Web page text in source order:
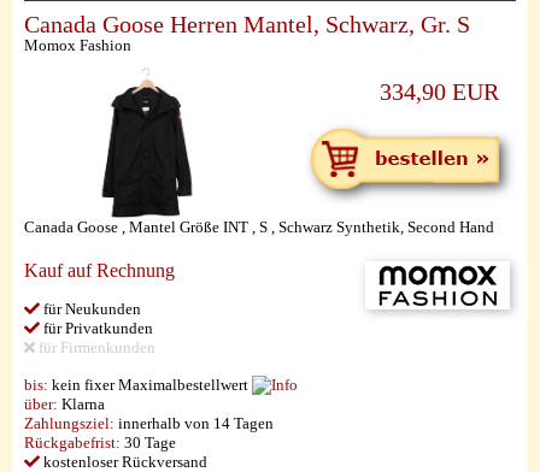
Canada Goose Herren Mantel, Schwarz, Gr. S
Momox Fashion
334,90 EUR
Canada Goose , Mantel Größe INT , S , Schwarz Synthetik, Second Hand
Kauf auf Rechnung
für Neukunden
für Privatkunden
für Firmenkunden
bis: kein fixer Maximalbestellwert
über: Klarna
Zahlungsziel: innerhalb von 14 Tagen
Rückgabefrist: 30 Tage
kostenloser Rückversand